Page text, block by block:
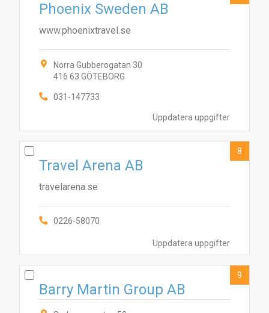
Uppdatera uppgifter
Phoenix Sweden AB
www.phoenixtravel.se
Norra Gubberogatan 30
416 63 GÖTEBORG
031-147733
Uppdatera uppgifter
Travel Arena AB
travelarena.se
0226-58070
8
Barry Martin Group AB
9